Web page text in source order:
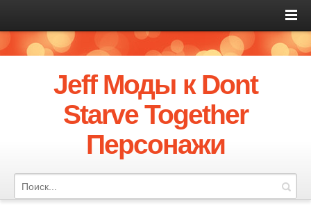
Jeff Моды к Dont
Starve Together
Персонажи